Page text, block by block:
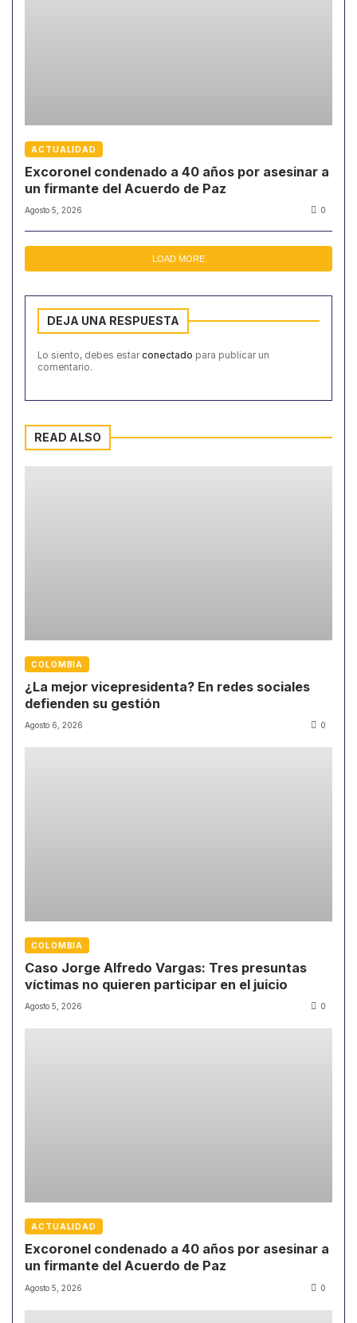
ACTUALIDAD
Excoronel condenado a 40 años por asesinar a
un firmante del Acuerdo de Paz
Agosto 5, 2026 0
LOAD MORE
DEJA UNA RESPUESTA
Lo siento, debes estar conectado para publicar un
comentario.
READ ALSO
COLOMBIA
¿La mejor vicepresidenta? En redes sociales
defienden su gestión
Agosto 6, 2026 0
COLOMBIA
Caso Jorge Alfredo Vargas: Tres presuntas
víctimas no quieren participar en el juicio
Agosto 5, 2026 0
ACTUALIDAD
Excoronel condenado a 40 años por asesinar a
un firmante del Acuerdo de Paz
Agosto 5, 2026 0